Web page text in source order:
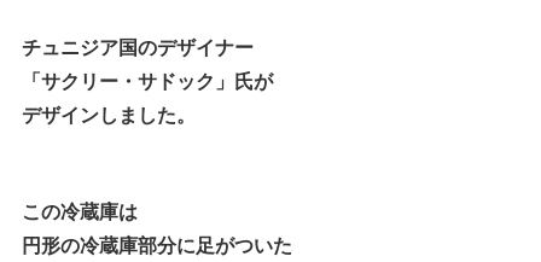
チュニジア国のデザイナー
「サクリー・サドック」氏が
デザインしました。
この冷蔵庫は
円形の冷蔵庫部分に足がついた